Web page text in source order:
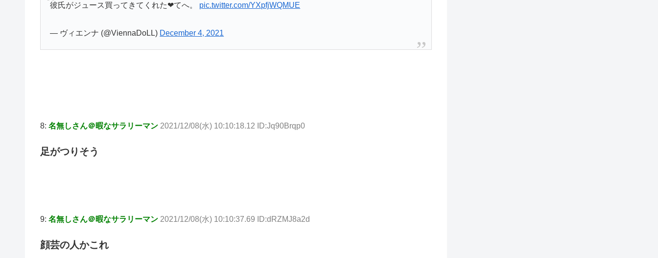
彼氏がジュース買ってきてくれた❤︎てへ。 pic.twitter.com/YXpfjWQMUE
— ヴィエンナ (@ViennaDoLL) December 4, 2021
8: 名無しさん＠暇なサラリーマン 2021/12/08(水) 10:10:18.12 ID:Jq90Brqp0
足がつりそう
9: 名無しさん＠暇なサラリーマン 2021/12/08(水) 10:10:37.69 ID:dRZMJ8a2d
顔芸の人かこれ